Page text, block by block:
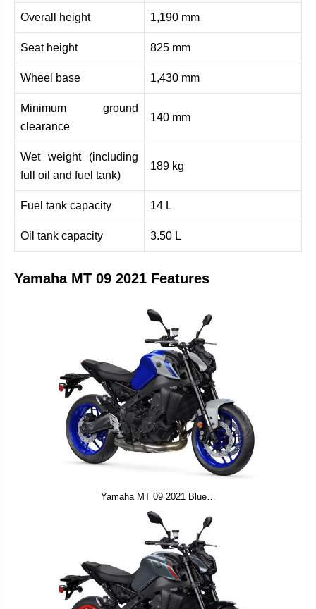
Overall height 1,190 mm
Seat height 825 mm
Wheel base 1,430 mm
Minimum ground
clearance
140 mm
Wet weight (including
full oil and fuel tank)
189 kg
Fuel tank capacity 14 L
Oil tank capacity 3.50 L
Yamaha MT 09 2021 Features
Yamaha MT 09 2021 Blue…